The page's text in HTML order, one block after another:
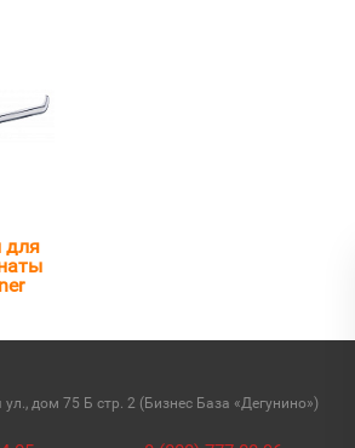
для
дом 75 Б стр. 2 (Бизнес База «Дегунино»)